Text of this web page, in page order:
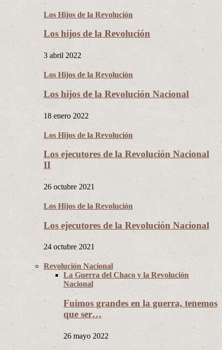
Los Hijos de la Revolución
Los hijos de la Revolución
3 abril 2022
Los Hijos de la Revolución
Los hijos de la Revolución Nacional
18 enero 2022
Los Hijos de la Revolución
Los ejecutores de la Revolución Nacional
II
26 octubre 2021
Los Hijos de la Revolución
Los ejecutores de la Revolución Nacional
24 octubre 2021
Revolución Nacional
La Guerra del Chaco y la Revolución
Nacional
Fuimos grandes en la guerra, tenemos
que ser…
26 mayo 2022